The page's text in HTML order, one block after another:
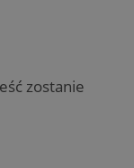
zostanie